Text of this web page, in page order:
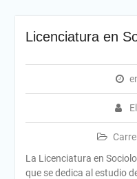
Licenciatura en
La Licenciatura en
que se dedica al estudio